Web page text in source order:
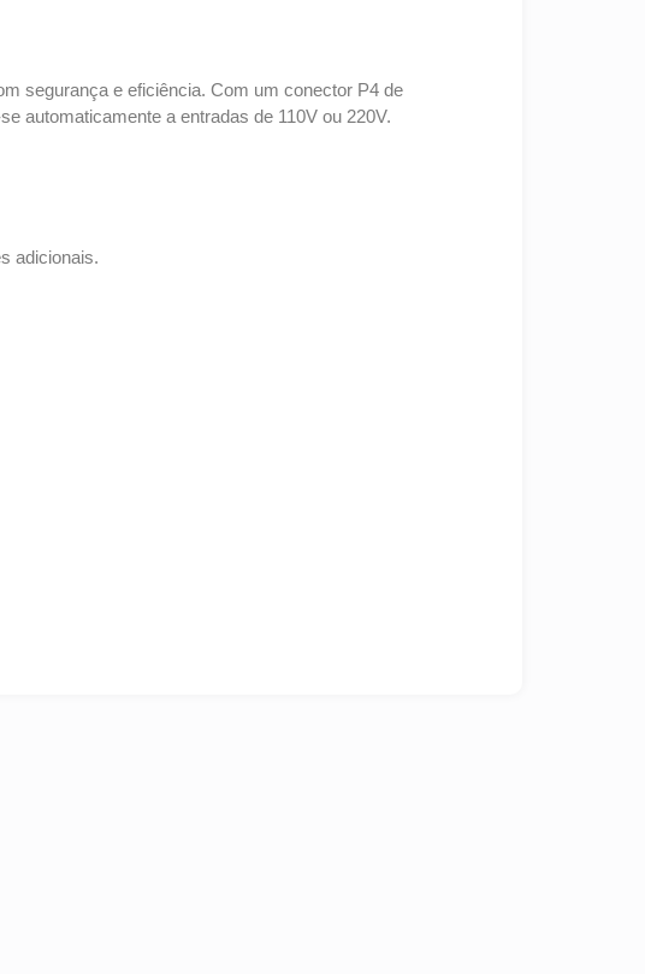
segurança e eficiência. Com um conector P4 de
automaticamente a entradas de 110V ou 220V.
adicionais.